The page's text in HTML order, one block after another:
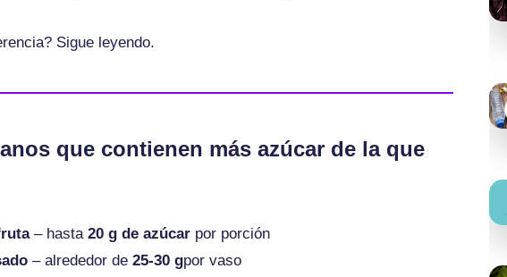
Sigue leyendo.
que contienen más azúcar de la que
– hasta20 g de azúcar por porción
– alrededor de25-30 gpor vaso